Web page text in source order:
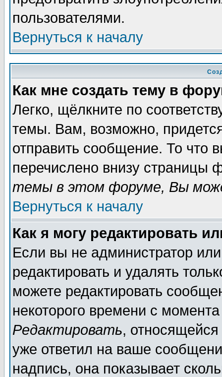
пользователями.
Вернуться к началу
Как мне создать тему в
Легко, щёлкните по
темы. Вам, возможно,
отправить сообщение. То что
перечислено внизу страницы
темы в этом форуме, Вы
Вернуться к началу
Как я могу редактировать
Если вы не администратор
редактировать и удалять
можете редактировать
некоторого времени с
Редактировать,
уже ответил на ваше
надпись, она показывает